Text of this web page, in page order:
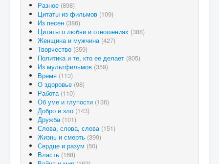
Разное (898)
Цитаты из фильмов (109)
Из песен (386)
Цитаты о любви и отношениях (388)
Женщина и мужчина (427)
Творчество (359)
Политика и те, кто ее делает (805)
Из мультфильмов (359)
Время (113)
О здоровье (98)
Работа (110)
Об уме и глупости (136)
Добро и зло (143)
Дружба (101)
Слова, слова, слова (151)
Жизнь и смерть (399)
Сердце и разум (50)
Власть (168)